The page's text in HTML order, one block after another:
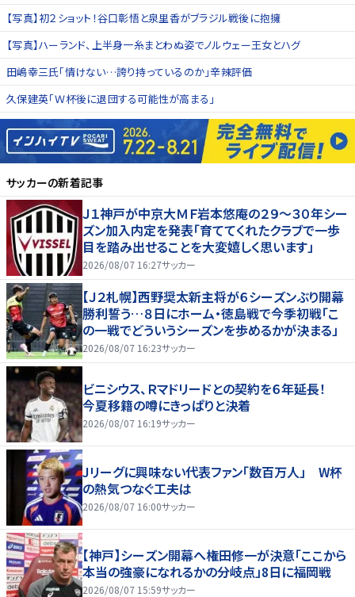
【写真】初２ショット！谷口彰悟と泉里香がブラジル戦後に抱擁
【写真】ハーランド、上半身一糸まとわぬ姿でノルウェー王女とハグ
田嶋幸三氏「情けない…誇り持っているのか」辛辣評価
久保建英「Ｗ杯後に退団する可能性が高まる」
サッカーの新着記事
Ｊ１神戸が中京大ＭＦ岩本悠庵の２９～３０年シー
ズン加入内定を発表「育ててくれたクラブで一歩
目を踏み出せることを大変嬉しく思います」
2026/08/07 16:27サッカー
【Ｊ２札幌】西野奨太新主将が６シーズンぶり開幕
勝利誓う…８日にホーム・徳島戦で今季初戦「こ
の一戦でどういうシーズンを歩めるかが決まる」
2026/08/07 16:23サッカー
ビニシウス、Ｒマドリードとの契約を６年延長！
今夏移籍の噂にきっぱりと決着
2026/08/07 16:19サッカー
Jリーグに興味ない代表ファン「数百万人」 W杯
の熱気つなぐ工夫は
2026/08/07 16:00サッカー
【神戸】シーズン開幕へ権田修一が決意「ここから
本当の強豪になれるかの分岐点」8日に福岡戦
2026/08/07 15:59サッカー